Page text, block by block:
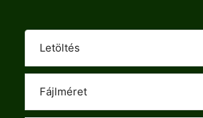
Letöltés
Fájlméret